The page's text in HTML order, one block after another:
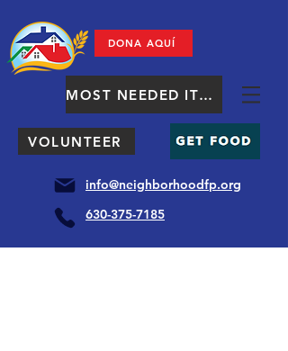
DONA AQUÍ
MOST NEEDED ITEMS
VOLUNTEER
info@neighborhoodfp.org
630-375-7185